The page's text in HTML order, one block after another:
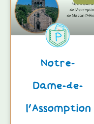
Notre-
Dame-de-
l’Assomption